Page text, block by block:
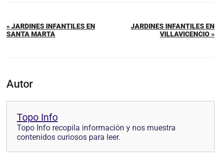
« JARDINES INFANTILES EN
SANTA MARTA
JARDINES INFANTILES EN
VILLAVICENCIO »
Autor
Topo Info
Topo Info recopila información y nos muestra
contenidos curiosos para leer.